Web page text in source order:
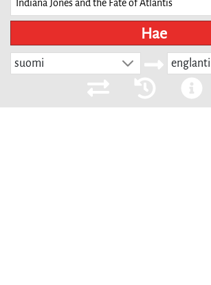
Hae
suomi englanti